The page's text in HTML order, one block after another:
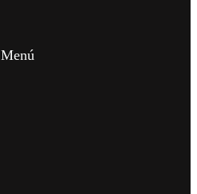
Menú